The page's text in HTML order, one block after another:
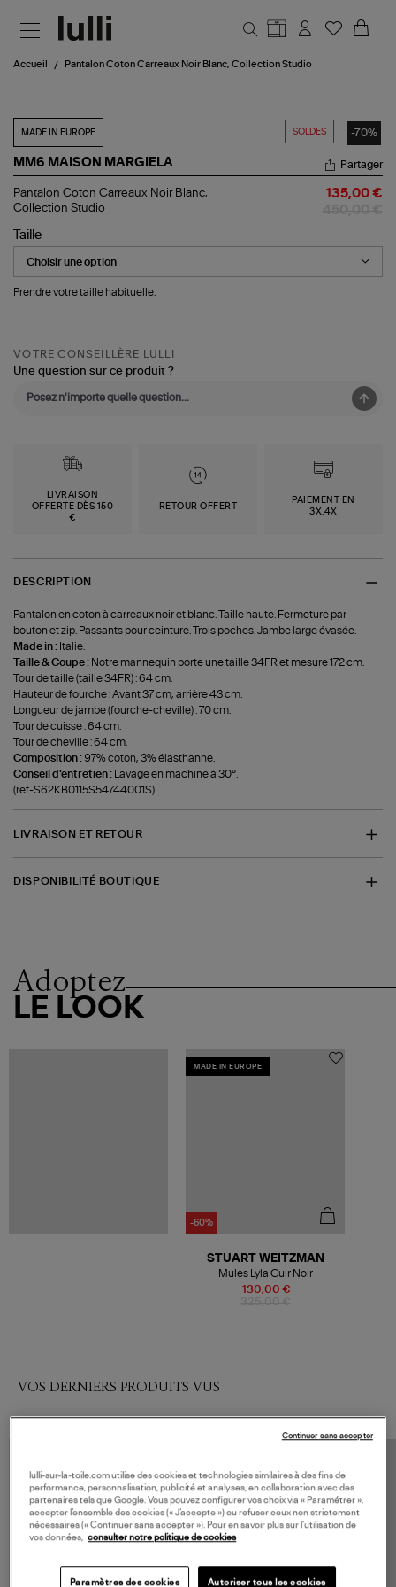
Accueil Pantalon Coton Carreaux Noir Blanc, Collection Studio
SOLDES -70%
MADE IN EUROPE
MM6 MAISON MARGIELA
Pantalon
Coton
Noir
Blanc,
Collection
Studio
Partager
Pantalon Coton Carreaux Noir Blanc,
Collection Studio
135,00 €
Taille
Prendre votre taille habituelle.
VOTRE CONSEILLÈRE LULLI
Une question sur ce produit ?
LIVRAISON
OFFERTE DÈS 150
€
RETOUR OFFERT
PAIEMENT EN
3X,4X
DESCRIPTION
Pantalon en coton à carreaux noir et blanc. Taille haute. Fermeture par
bouton et zip. Passants pour ceinture. Trois poches. Jambe large évasée.
Made in : Italie.
Taille & Coupe : Notre mannequin porte une taille 34FR et mesure 172 cm.
Tour de taille (taille 34FR) : 64 cm.
Hauteur de fourche : Avant 37 cm, arrière 43 cm.
Longueur de jambe (fourche-cheville) : 70 cm.
Tour de cuisse : 64 cm.
Tour de cheville : 64 cm.
Composition : 97% coton, 3% élasthanne.
Conseil d'entretien :
Lavage en machine à 30°.
(ref-S62KB0115S54744001S)
LIVRAISON ET RETOUR
DISPONIBILITÉ BOUTIQUE
Adoptez
LE LOOK
MADE IN EUROPE
-60%
130,00 €
STUART WEITZMAN
Mules Lyla Cuir Noir
VOS DERNIERS PRODUITS VUS
lulli-sur-la-toile.com utilise des cookies et technologies similaires à des fins de
performance, personnalisation, publicité et analyses, en collaboration avec des
partenaires tels que Google. Vous pouvez configurer vos choix via « Paramétrer »,
accepter l’ensemble des cookies (« J’accepte ») ou refuser ceux non strictement
nécessaires (« Continuer sans accepter »). Pour en savoir plus sur l’utilisation de
vos données, consulter notre politique de cookies
Paramètres des cookies Autoriser tous les cookies
Continuer sans accepter